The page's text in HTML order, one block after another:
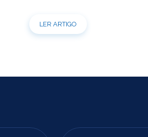
por e-mail também ficarão
LER ARTIGO